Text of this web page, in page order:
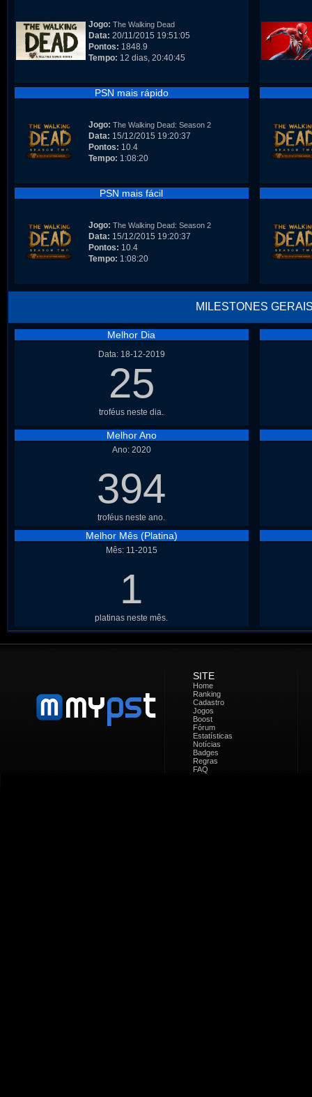
Jogo: The Walking Dead
Data: 20/11/2015 19:51:05
Pontos: 1848.9
Tempo: 12 dias, 20:40:45
PSN mais rápido
Jogo: The Walking Dead: Season 2
Data: 15/12/2015 19:20:37
Pontos: 10.4
Tempo: 1:08:20
PSN mais fácil
Jogo: The Walking Dead: Season 2
Data: 15/12/2015 19:20:37
Pontos: 10.4
Tempo: 1:08:20
MILESTONES
Melhor Dia
Data: 18-12-2019
25
troféus neste dia.
Melhor Ano
Ano: 2020
394
troféus neste ano.
Melhor Mês (Platina)
Mês: 11-2015
1
platinas neste mês.
SITE
Home
Ranking
Cadastro
Jogos
Boost
Fórum
Estatísticas
Notícias
Badges
Regras
FAQ